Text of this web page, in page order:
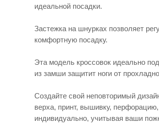
идеальной посадки.
Застежка на шнурках позволяет
комфортную посадку.
Эта модель кроссовок идеально
из замши защитит ноги от
Создайте свой неповторимый
верха, принт, вышивку,
индивидуально, учитывая ваши